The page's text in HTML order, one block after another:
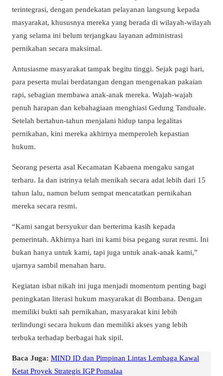
terintegrasi, dengan pendekatan pelayanan langsung kepada
masyarakat, khususnya mereka yang berada di wilayah-wilayah
yang selama ini belum terjangkau layanan administrasi
pernikahan secara maksimal.
Antusiasme masyarakat tampak begitu tinggi. Sejak pagi hari,
para peserta mulai berdatangan dengan mengenakan pakaian
rapi, sebagian membawa anak-anak mereka. Wajah-wajah
penuh harapan dan kebahagiaan menghiasi Gedung Tanduale.
Setelah bertahun-tahun menjalani hidup tanpa legalitas
pernikahan, kini mereka akhirnya memperoleh kepastian
hukum.
Seorang peserta asal Kecamatan Kabaena mengaku sangat
terharu. Ia dan istrinya telah menikah secara adat lebih dari 15
tahun lalu, namun belum sempat mencatatkan pernikahan
mereka secara resmi.
“Kami sangat bersyukur dan berterima kasih kepada
pemerintah. Akhirnya hari ini kami bisa pegang surat resmi. Ini
bukan hanya untuk kami, tapi juga untuk anak-anak kami,”
ujarnya sambil menahan haru.
Kegiatan isbat nikah ini juga menjadi momentum penting bagi
peningkatan literasi hukum masyarakat di Bombana. Dengan
memiliki bukti sah pernikahan, masyarakat kini lebih
terlindungi secara hukum dan memiliki akses yang lebih
terbuka terhadap berbagai hak sipil.
Baca Juga: MIND ID dan Pimpinan Lintas Lembaga Kawal
Ketat Proyek Strategis IGP Pomalaa